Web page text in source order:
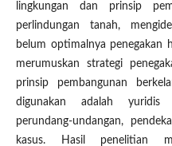
lingkungan dan prinsip
perlindungan tanah,
belum optimalnya penegakan
merumuskan strategi
prinsip pembangunan
digunakan adalah yuridis
perundang-undangan,
kasus. Hasil penelitian